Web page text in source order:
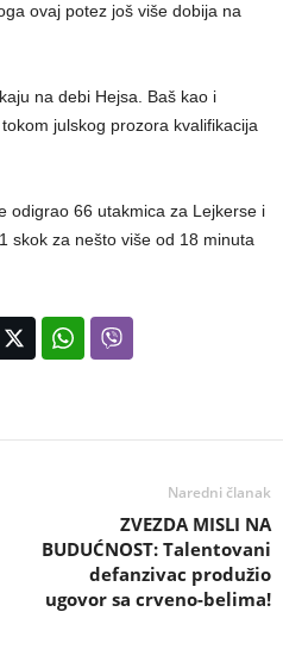
ovaj potez još više dobija na
na debi Hejsa. Baš kao i
julskog prozora kvalifikacija
odigrao 66 utakmica za Lejkerse i
skok za nešto više od 18 minuta
Naredni članak
ZVEZDA MISLI NA
BUDUĆNOST: Talentovani
defanzivac produžio
ugovor sa crveno-belima!